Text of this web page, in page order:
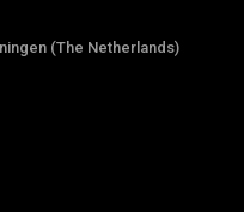
(The Netherlands)